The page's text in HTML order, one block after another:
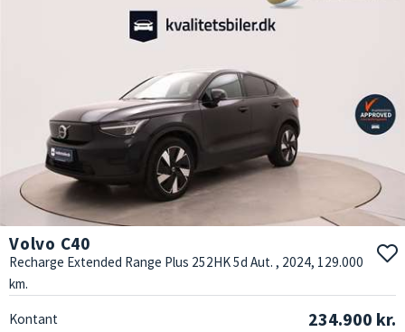
Volvo C40
Recharge Extended Range Plus 252HK 5d Aut. , 2024, 129.000
km.
Kontant 234.900 kr.